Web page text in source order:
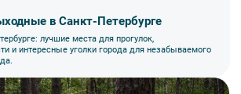
в Санкт-Петербурге
лучшие места для прогулок,
и интересные уголки города для незабываемого